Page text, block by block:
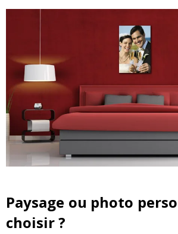
Paysage ou photo
choisir ?